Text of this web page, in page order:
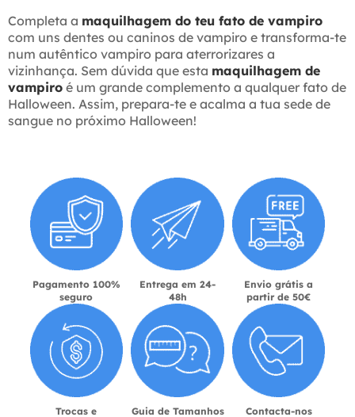
Completa a maquilhagem do teu fato de vampiro
com uns dentes ou caninos de vampiro e transforma-te
num autêntico vampiro para aterrorizares a
vizinhança. Sem dúvida que esta maquilhagem de
vampiro é um grande complemento a qualquer fato de
Halloween. Assim, prepara-te e acalma a tua sede de
sangue no próximo Halloween!
Pagamento 100%
seguro
Entrega em 24-
48h
Envio grátis a
partir de 50€
Trocas e
Guia de Tamanhos Contacta-nos